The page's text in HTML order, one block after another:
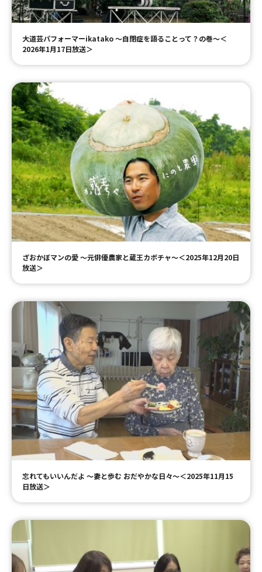
大道芸パフォーマーikatako ～自閉症を語ることって？の巻～＜
2026年1月17日放送＞
ざおかぼマンの愛 〜元俳優農家と蔵王カボチャ〜＜2025年12月20日
放送＞
忘れてもいいんだよ ～妻と歩む おだやかな日々～＜2025年11月15
日放送＞